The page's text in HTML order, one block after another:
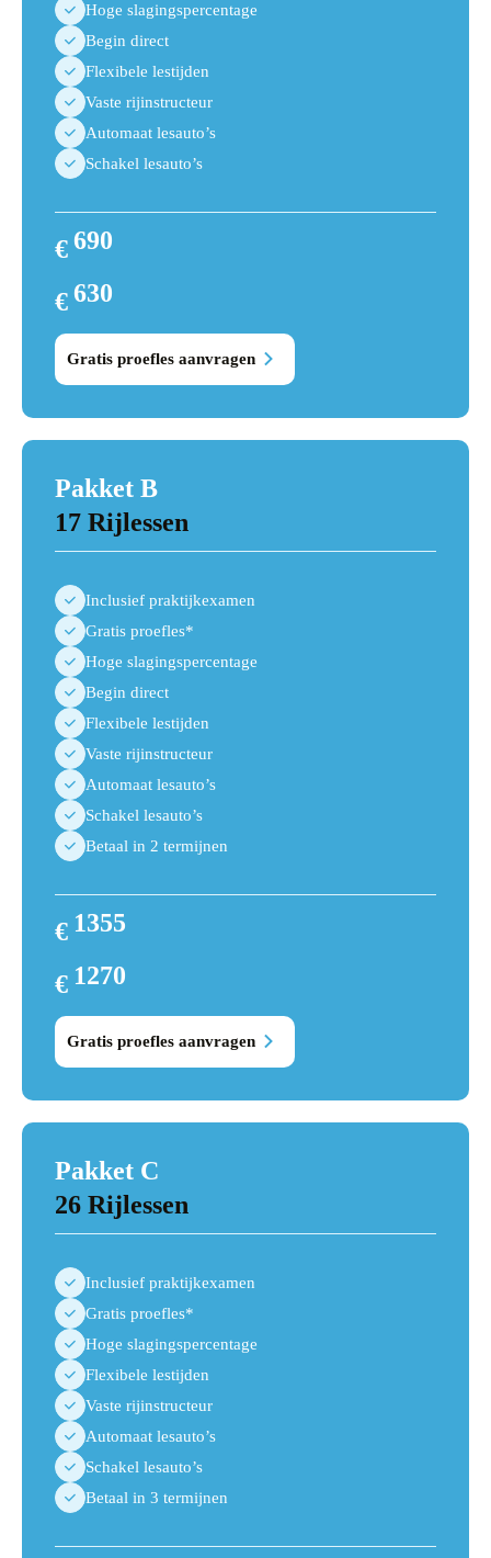
Hoge slagingspercentage
Begin direct
Flexibele lestijden
Vaste rijinstructeur
Automaat lesauto’s
Schakel lesauto’s
€690
€630
Gratis proefles aanvragen
Pakket B
17 Rijlessen
Inclusief praktijkexamen
Gratis proefles*
Hoge slagingspercentage
Begin direct
Flexibele lestijden
Vaste rijinstructeur
Automaat lesauto’s
Schakel lesauto’s
Betaal in 2 termijnen
€ 1355
€ 1270
Gratis proefles aanvragen
Pakket C
26 Rijlessen
Inclusief praktijkexamen
Gratis proefles*
Hoge slagingspercentage
Flexibele lestijden
Vaste rijinstructeur
Automaat lesauto’s
Schakel lesauto’s
Betaal in 3 termijnen